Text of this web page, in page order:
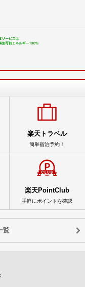
楽天トラベル
簡単宿泊予約！
楽天PointClub
手軽にポイントを確認
覧